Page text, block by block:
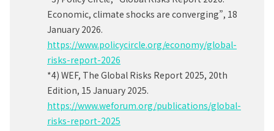
Economic, climate shocks are converging”, 18
January 2026.
https://www.policycircle.org/economy/global-
risks-report-2026
*4) WEF, The Global Risks Report 2025, 20th
Edition, 15 January 2025.
https://www.weforum.org/publications/global-
risks-report-2025